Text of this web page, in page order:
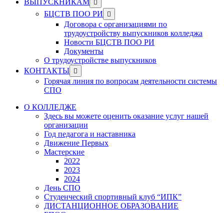
ВЫПУСКНИКАМ
sub
menu
БЦСТВ ПОО РИ
Show
sub
menu
Договора с организациями по
трудоустройству выпускников колледжа
Новости БЦСТВ ПОО РИ
Документы
О трудоустройстве выпускников
КОНТАКТЫ Show
sub
menu
Горячая линия по вопросам деятельности системы
СПО
О КОЛЛЕДЖЕ
Здесь вы можете оценить оказание услуг нашей
организации
Год педагога и наставника
Движение Первых
Мастерские
2022
2023
2024
День СПО
Студенческий спортивный клуб “ИПК”
ДИСТАНЦИОННОЕ ОБРАЗОВАНИЕ